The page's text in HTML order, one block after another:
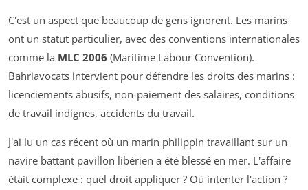
C'est un aspect que beaucoup de gens ignorent. Les marins
ont un statut particulier, avec des conventions internationales
comme la MLC 2006 (Maritime Labour Convention).
Bahriavocats intervient pour défendre les droits des marins :
licenciements abusifs, non-paiement des salaires, conditions
de travail indignes, accidents du travail.
J'ai lu un cas récent où un marin philippin travaillant sur un
navire battant pavillon libérien a été blessé en mer. L'affaire
était complexe : quel droit appliquer ? Où intenter l'action ?